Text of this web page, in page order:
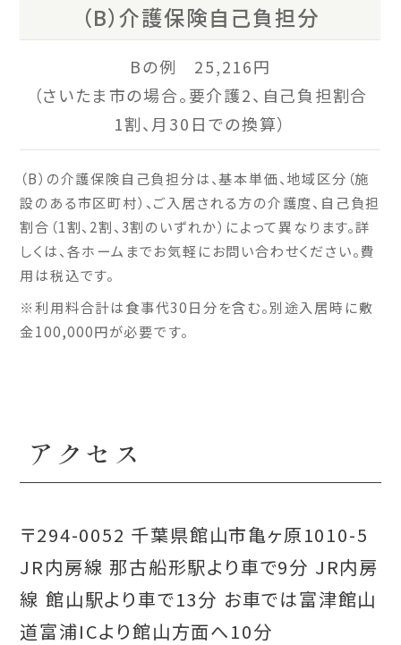
（B）介護保険自己負担分
Bの例 25,216円
（さいたま市の場合。要介護2、自己負担割合
1割、月30日での換算）
（B）の介護保険自己負担分は、基本単価、地域区分（施
設のある市区町村）、ご入居される方の介護度、自己負担
割合（1割、2割、3割のいずれか）によって異なります。詳
しくは、各ホームまでお気軽にお問い合わせください。費
用は税込です。
※利用料合計は食事代30日分を含む。別途入居時に敷
金100,000円が必要です。
アクセス
〒294-0052 千葉県館山市亀ヶ原1010-5
JR内房線 那古船形駅より車で9分 JR内房
線 館山駅より車で13分 お車では富津館山
道富浦ICより館山方面へ10分